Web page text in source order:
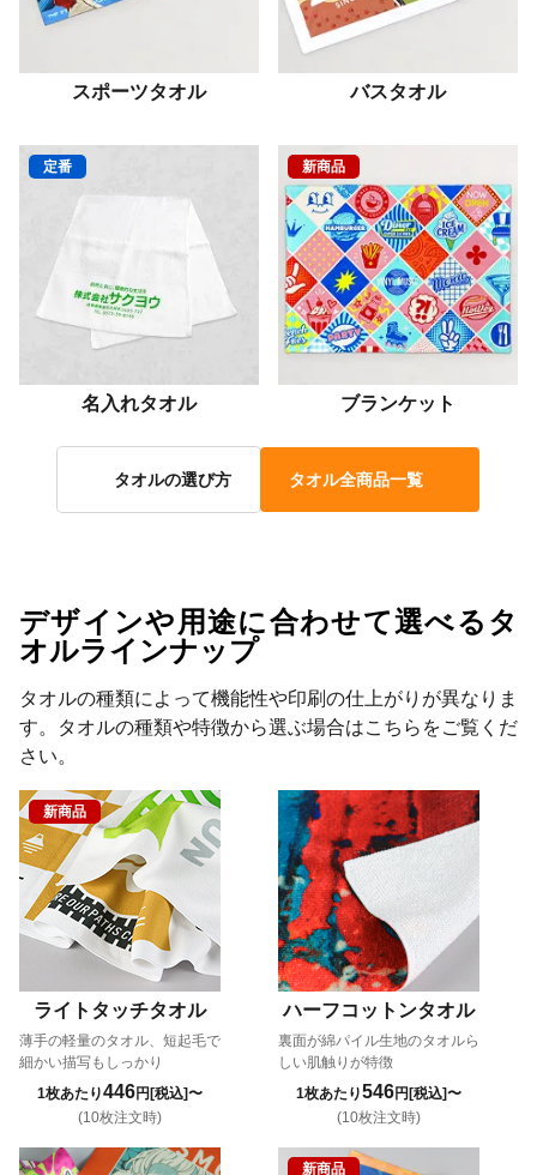
スポーツタオル バスタオル
定番
名入れタオル
新商品
ブランケット
タオルの選び方 タオル全商品一覧
デザインや用途に合わせて選べるタ
オルラインナップ
タオルの種類によって機能性や印刷の仕上がりが異なりま
す。タオルの種類や特徴から選ぶ場合はこちらをご覧くだ
さい。
新商品
ライトタッチタオル
薄手の軽量のタオル、短起毛で
細かい描写もしっかり
1枚あたり446円[税込]〜
(10枚注文時)
ハーフコットンタオル
裏面が綿パイル生地のタオルら
しい肌触りが特徴
1枚あたり546円[税込]〜
(10枚注文時)
新商品